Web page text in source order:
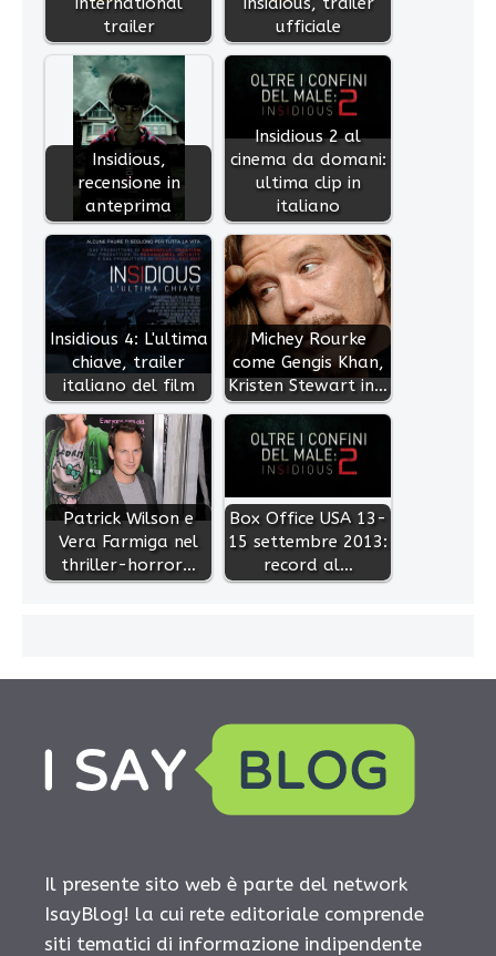
trailer
ufficiale
Insidious,
recensione in
anteprima
Insidious 2 al
cinema da domani:
ultima clip in
italiano
Insidious 4: L'ultima
chiave, trailer
italiano del film
Michey Rourke
come Gengis Khan,
Kristen Stewart in…
Patrick Wilson e
Vera Farmiga nel
thriller-horror…
Box Office USA 13-
15 settembre 2013:
record al…
Il presente sito web è parte del network
IsayBlog! la cui rete editoriale comprende
siti tematici di informazione indipendente